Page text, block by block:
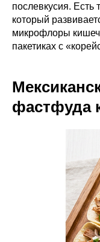
послевкусия.
который
микрофлоры
пакетиках с
фастфуда